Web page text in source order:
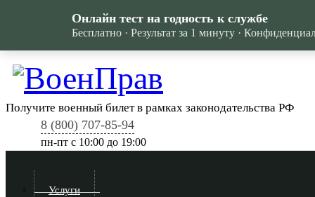
Получите военный билет в рамках законодательства РФ
8 (800) 707-85-94
пн-пт c 10:00 до 19:00
Услуги
Онлайн тест на годность к службе
Бесплатно · Результат за 1 минуту ·